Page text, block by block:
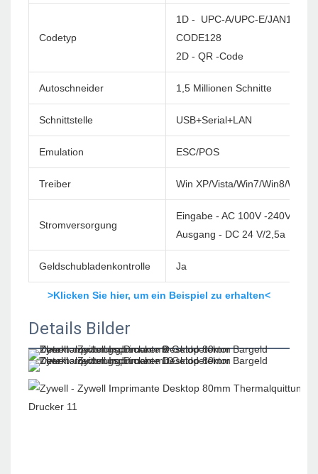
Codetyp
1D - UPC-A/UPC-E/
CODE128
2D - QR -Code
Autoschneider 1,5 Millionen Schnitte
Schnittstelle USB+Serial+LAN
Emulation ESC/POS
Treiber Win XP/Vista/Win7/Win8/
Stromversorgung
Eingabe - AC 100V -240V/60
Ausgang - DC 24 V/2,5a
Geldschubladenkontrolle Ja
>Klicken Sie hier, um ein Beispiel zu erhalten<
Details Bilder